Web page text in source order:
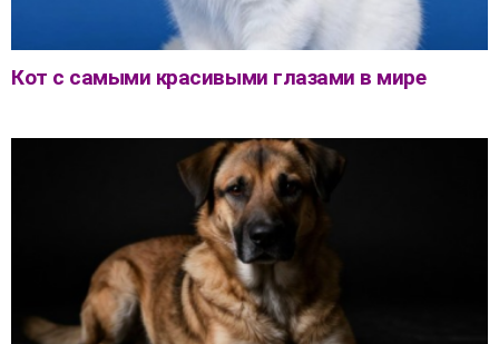
Кот с самыми красивыми глазами в мире